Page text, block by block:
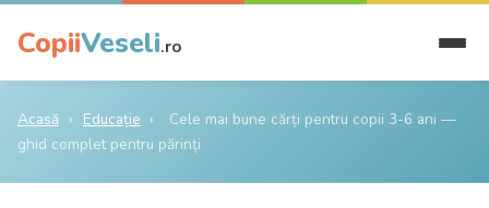
CopiiVeseli.ro
Acasă › Educație ›
Cele mai bune cărți pentru copii 3-6 ani —
ghid complet pentru părinți